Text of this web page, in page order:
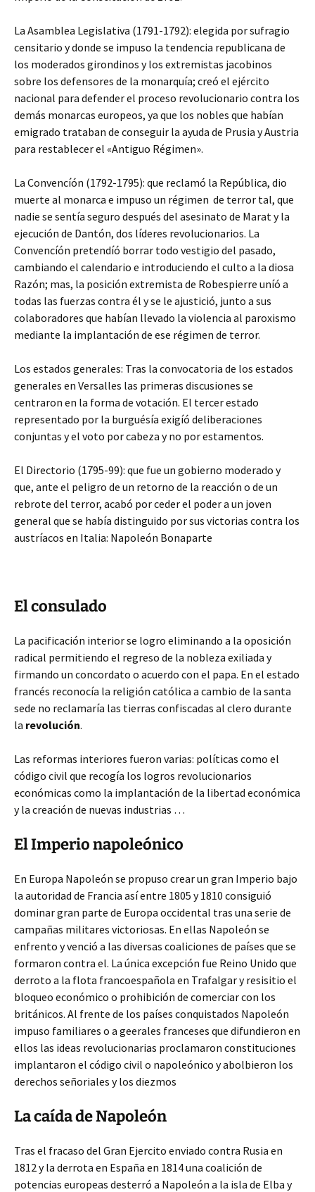
La Asamblea Legislativa (1791-1792): elegida por sufragio
censitario y donde se impuso la tendencia republicana de
los moderados girondinos y los extremistas jacobinos
sobre los defensores de la monarquía; creó el ejército
nacional para defender el proceso revolucionario contra los
demás monarcas europeos, ya que los nobles que habían
emigrado trataban de conseguir la ayuda de Prusia y Austria
para restablecer el «Antiguo Régimen».
La Convencíón (1792-1795): que reclamó la República, dio
muerte al monarca e impuso un régimen de terror tal, que
nadie se sentía seguro después del asesinato de Marat y la
ejecución de Dantón, dos líderes revolucionarios. La
Convencíón pretendíó borrar todo vestigio del pasado,
cambiando el calendario e introduciendo el culto a la diosa
Razón; mas, la posición extremista de Robespierre uníó a
todas las fuerzas contra él y se le ajustició, junto a sus
colaboradores que habían llevado la violencia al paroxismo
mediante la implantación de ese régimen de terror.
Los estados generales: Tras la convocatoria de los estados
generales en Versalles las primeras discusiones se
centraron en la forma de votación. El tercer estado
representado por la burguésía exigíó deliberaciones
conjuntas y el voto por cabeza y no por estamentos.
El Directorio (1795-99): que fue un gobierno moderado y
que, ante el peligro de un retorno de la reacción o de un
rebrote del terror, acabó por ceder el poder a un joven
general que se había distinguido por sus victorias contra los
austríacos en Italia: Napoleón Bonaparte
El consulado
La pacificación interior se logro eliminando a la oposición
radical permitiendo el regreso de la nobleza exiliada y
firmando un concordato o acuerdo con el papa. En el estado
francés reconocía la religión católica a cambio de la santa
sede no reclamaría las tierras confiscadas al clero durante
la revolución.
Las reformas interiores fueron varias: políticas como el
código civil que recogía los logros revolucionarios
económicas como la implantación de la libertad económica
y la creación de nuevas industrias …
El Imperio napoleónico
En Europa Napoleón se propuso crear un gran Imperio bajo
la autoridad de Francia así entre 1805 y 1810 consiguió
dominar gran parte de Europa occidental tras una serie de
campañas militares victoriosas. En ellas Napoleón se
enfrento y venció a las diversas coaliciones de países que se
formaron contra el. La única excepción fue Reino Unido que
derroto a la flota francoespañola en Trafalgar y resisitio el
bloqueo económico o prohibición de comerciar con los
británicos. Al frente de los países conquistados Napoleón
impuso familiares o a geerales franceses que difundieron en
ellos las ideas revolucionarias proclamaron constituciones
implantaron el código civil o napoleónico y abolbieron los
derechos señoriales y los diezmos
La caída de Napoleón
Tras el fracaso del Gran Ejercito enviado contra Rusia en
1812 y la derrota en España en 1814 una coalición de
potencias europeas desterró a Napoleón a la isla de Elba y